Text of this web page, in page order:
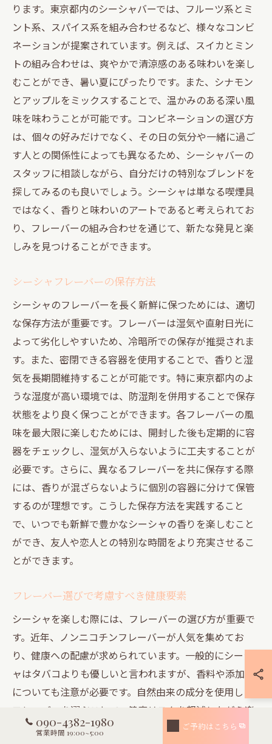
ります。東京都内のシーシャバーでは、フルーツ系とミ
ント系、スパイス系を組み合わせるなど、様々なコンビ
ネーションが提案されています。例えば、スイカとミン
トの組み合わせは、爽やかで清涼感のある味わいを楽し
むことができ、暑い夏にぴったりです。また、シナモン
とアップルをミックスすることで、温かみのある深い風
味を味わうことが可能です。コンビネーションの選び方
は、個々の好みだけでなく、その日の気分や一緒に過ご
す人との関係性によっても異なるため、シーシャバーの
スタッフに相談しながら、自分だけの特別なブレンドを
探してみるのも良いでしょう。シーシャは単なる喫煙具
ではなく、香りと味わいのアートであると考えられてお
り、フレーバーの組み合わせを通じて、新たな発見と楽
しみを見つけることができます。
シーシャフレーバーの保存方法
シーシャのフレーバーを長く新鮮に保つためには、適切
な保存方法が重要です。フレーバーは湿気や直射日光に
よって劣化しやすいため、冷暗所での保存が推奨されま
す。また、密閉できる容器を使用することで、香りと湿
気を長期間維持することが可能です。特に東京都内のよ
うな湿度が高い環境では、防湿剤を併用することで保存
状態をより良く保つことができます。各フレーバーの風
味を最大限に楽しむためには、開封した後も定期的に容
器をチェックし、湿気が入らないように工夫することが
必要です。さらに、異なるフレーバーを共に保存する際
には、香りが混ざらないように個別の容器に分けて保管
するのが理想です。こうした保存方法を実践すること
で、いつでも新鮮で豊かなシーシャの香りを楽しむこと
ができ、友人や恋人との特別な時間をより充実させるこ
とができます。
フレーバー選びで考慮すべき健康要素
シーシャを楽しむ際には、フレーバーの選び方が重要で
す。近年、ノンニコチンフレーバーが人気を集めてお
り、健康への配慮が求められています。一般的にシーシ
ャはタバコよりも優しいと言われますが、香料や添加物
についても注意が必要です。自然由来の成分を使用した
フレーバーを選ぶことで、健康リスクを軽減しながら楽
しむことができます。また、フレーバーを選ぶ際は、表
090-4382-1980
営業時間 19:00~5:00
ご予約はこちら